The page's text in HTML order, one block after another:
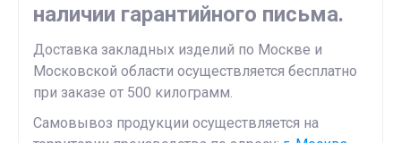
наличии гарантийного письма.
Доставка закладных изделий по Москве и
Московской области осуществляется бесплатно
при заказе от 500 килограмм.
Самовывоз продукции осуществляется на